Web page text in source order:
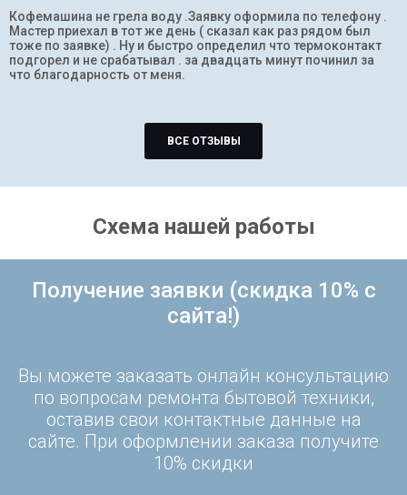
Кофемашина не грела воду .Заявку оформила по телефону .
Мастер приехал в тот же день ( сказал как раз рядом был
тоже по заявке) . Ну и быстро определил что термоконтакт
подгорел и не срабатывал . за двадцать минут починил за
что благодарность от меня.
ВСЕ ОТЗЫВЫ
Схема нашей работы
Получение заявки (скидка 10% с
сайта!)
Вы можете заказать онлайн консультацию
по вопросам ремонта бытовой техники,
оставив свои контактные данные на
сайте. При оформлении заказа получите
10% скидки